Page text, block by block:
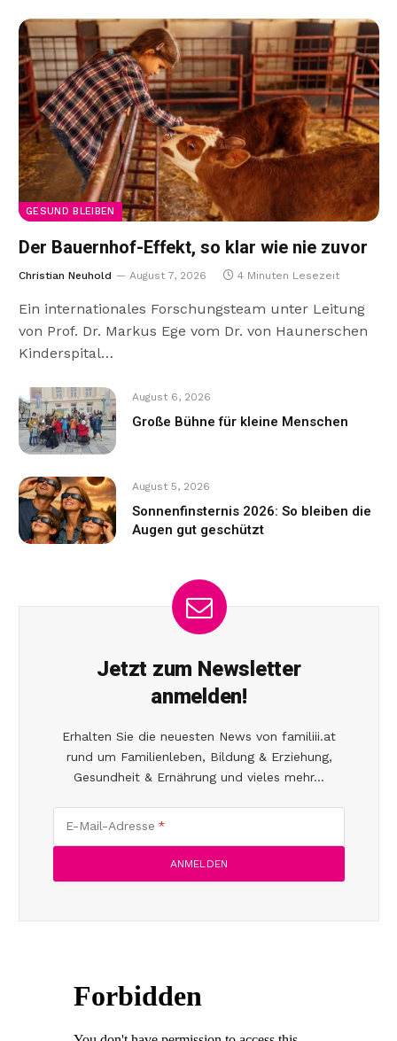
GESUND BLEIBEN
Der Bauernhof-Effekt, so klar wie nie zuvor
Christian Neuhold August 7, 2026 4 Minuten Lesezeit
Ein internationales Forschungsteam unter Leitung
von Prof. Dr. Markus Ege vom Dr. von Haunerschen
Kinderspital…
August 6, 2026
Große Bühne für kleine Menschen
August 5, 2026
Sonnenfinsternis 2026: So bleiben die
Augen gut geschützt
Jetzt zum Newsletter
anmelden!
Erhalten Sie die neuesten News von familiii.at
rund um Familienleben, Bildung & Erziehung,
Gesundheit & Ernährung und vieles mehr...
E-Mail-Adresse